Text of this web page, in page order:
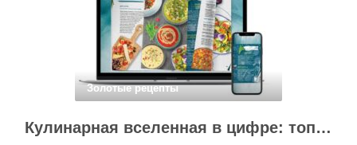
Золотые рецепты
Кулинарная вселенная в цифре: топ-3 самых больших электронных книг рецептов